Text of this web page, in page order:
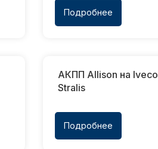
Подробнее
АКПП Allison на Iveco
Stralis
Подробнее